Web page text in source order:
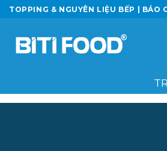
Chuyển
đến
dung
TOPPING & NGUYÊN LIỆU BẾP |